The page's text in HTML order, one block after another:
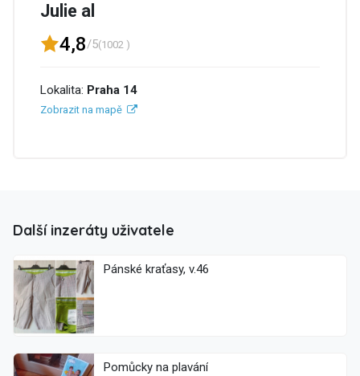
Julie al
4,8/5(1002 )
Lokalita: Praha 14
Zobrazit na mapě
Další inzeráty uživatele
Pánské kraťasy, v.46
Pomůcky na plavání